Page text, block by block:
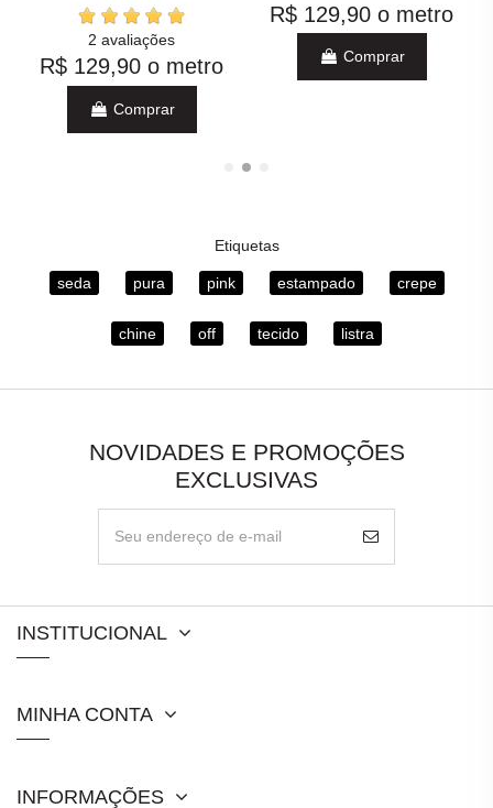
2 avaliações
R$ 129,90 o metro
Comprar
R$ 129,90 o metro
Comprar
Etiquetas
seda pura pink estampado crepe
chine off tecido listra
NOVIDADES E PROMOÇÕES
EXCLUSIVAS
INSTITUCIONAL
MINHA CONTA
INFORMAÇÕES